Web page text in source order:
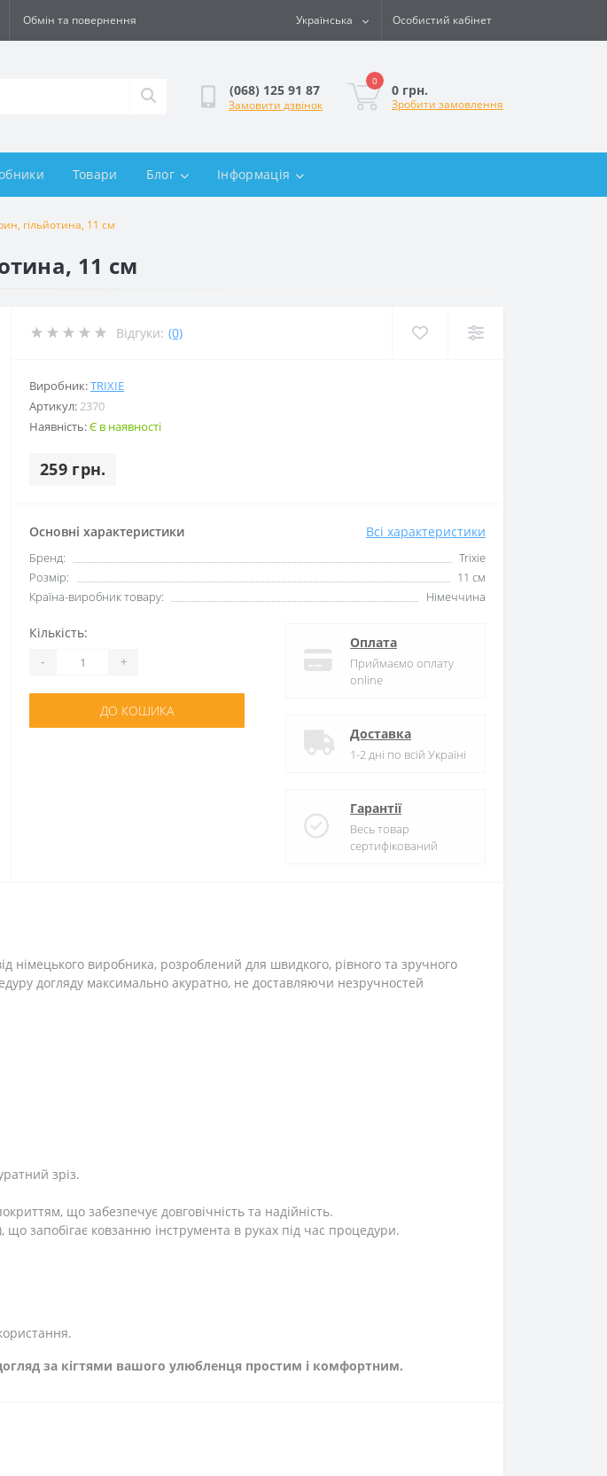
Обмін та повернення Українська Особистий кабінет
(068) 125 91 87
Замовити дзвінок
0
0 грн.
Зробити замовлення
Товари Блог Інформація
гільйотина, 11 см
11 см
Відгуки: (0)
Виробник:TRIXIE
Артикул: 2370
Наявність:Є в наявності
259 грн.
Основні характеристики Всі характеристики
Бренд:
Trixie
Розмір:
11 см
Країна-виробник товару:
Німеччина
Кількість:
- +
ДО КОШИКА
Оплата
Приймаємо оплату
online
Доставка
1-2 дні по всій Україні
Гарантії
Весь товар
сертифікований
німецького виробника, розроблений для швидкого, рівного та зручного
догляду максимально акуратно, не доставляючи незручностей
зріз.
що забезпечує довговічність та надійність.
запобігає ковзанню інструмента в руках під час процедури.
за кігтями вашого улюбленця простим і комфортним.